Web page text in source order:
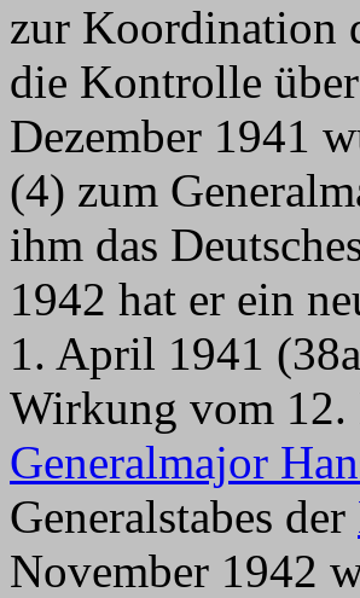
zur Koordination
die Kontrolle
Dezember 1941
(4) zum
ihm das
1942 hat er ein
1. April 1941
Wirkung vom 12.
Generalmajor
Generalstabes der
November 1942